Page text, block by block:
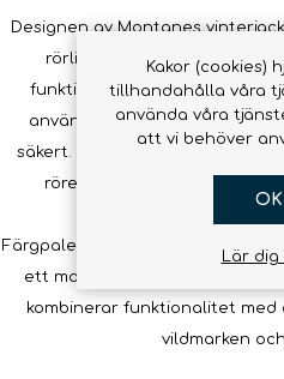
Designen av Montanes
rörlighet och komfort.
funktioner såsom huvar,
användaren möjlighet att
säkert. Detta är särskilt viktigt
rörelsefrihet och skydd mot
Färgpaletten och den stilrena
ett modernt val även i
kombinerar funktionalitet med
vildmarken
Kakor (cookies)
tillhandahålla våra
använda våra
att vi behöver
OK
Lär dig